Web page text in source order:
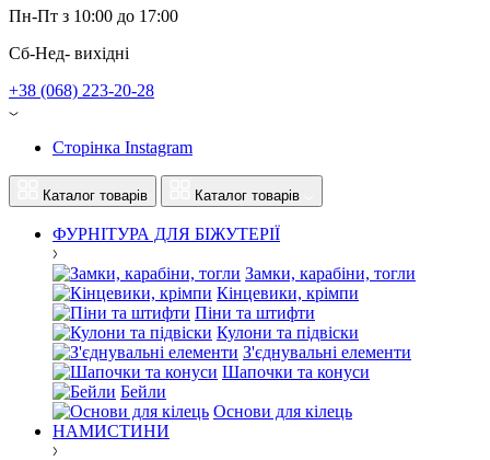
Пн-Пт з 10:00 до 17:00
Сб-Нед- вихідні
+38 (068) 223-20-28
Сторінка Instagram
Каталог товарів Каталог товарів
ФУРНІТУРА ДЛЯ БІЖУТЕРІЇ
Замки, карабіни, тогли
Кінцевики, крімпи
Піни та штифти
Кулони та підвіски
З'єднувальні елементи
Шапочки та конуси
Бейли
Основи для кілець
НАМИСТИНИ